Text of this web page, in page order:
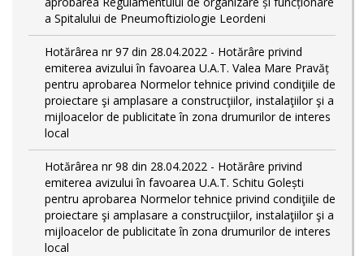
a Spitalului de Pneumoftiziologie Leordeni
Hotărârea nr 97 din 28.04.2022 - Hotărâre privind
emiterea avizului în favoarea U.A.T. Valea Mare Pravăț
pentru aprobarea Normelor tehnice privind condiţiile de
proiectare şi amplasare a construcţiilor, instalaţiilor şi a
mijloacelor de publicitate în zona drumurilor de interes
local
Hotărârea nr 98 din 28.04.2022 - Hotărâre privind
emiterea avizului în favoarea U.A.T. Schitu Golești
pentru aprobarea Normelor tehnice privind condiţiile de
proiectare şi amplasare a construcţiilor, instalaţiilor şi a
mijloacelor de publicitate în zona drumurilor de interes
local